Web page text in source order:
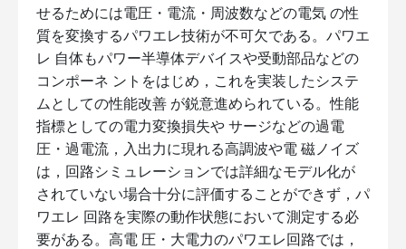
せるためには電圧・電流・周波数などの電気 の性
質を変換するパワエレ技術が不可欠である。パワエ
レ 自体もパワー半導体デバイスや受動部品などの
コンポーネ ントをはじめ，これを実装したシステ
ムとしての性能改善 が鋭意進められている。性能
指標としての電力変換損失や サージなどの過電
圧・過電流，入出力に現れる高調波や電 磁ノイズ
は，回路シミュレーションでは詳細なモデル化が
されていない場合十分に評価することができず，パ
ワエレ 回路を実際の動作状態において測定する必
要がある。高電 圧・大電力のパワエレ回路では，